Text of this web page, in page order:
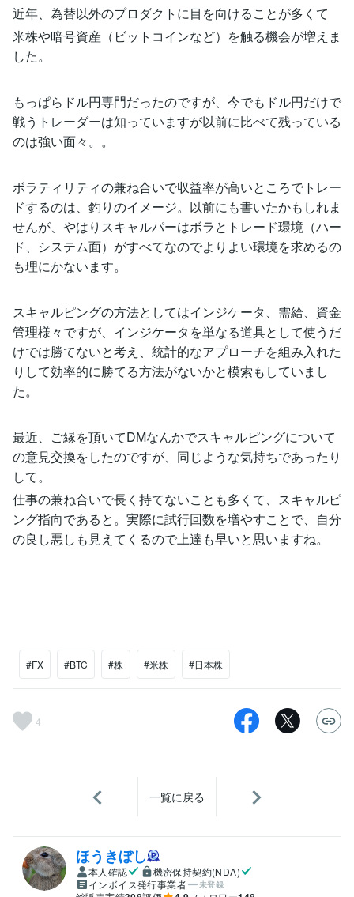
近年、為替以外のプロダクトに目を向けることが多くて
米株や暗号資産（ビットコインなど）を触る機会が増えま
した。
もっぱらドル円専門だったのですが、今でもドル円だけで
戦うトレーダーは知っていますが以前に比べて残っている
のは強い面々。。
ボラティリティの兼ね合いで収益率が高いところでトレー
ドするのは、釣りのイメージ。以前にも書いたかもしれま
せんが、やはりスキャルパーはボラとトレード環境（ハー
ド、システム面）がすべてなのでよりよい環境を求めるの
も理にかないます。
スキャルピングの方法としてはインジケータ、需給、資金
管理様々ですが、インジケータを単なる道具として使うだ
けでは勝てないと考え、統計的なアプローチを組み入れた
りして効率的に勝てる方法がないかと模索もしていまし
た。
最近、ご縁を頂いてDMなんかでスキャルピングについて
の意見交換をしたのですが、同じような気持ちであったり
して。
仕事の兼ね合いで長く持てないことも多くて、スキャルピ
ング指向であると。実際に試行回数を増やすことで、自分
の良し悪しも見えてくるので上達も早いと思いますね。
#FX #BTC #株 #米株 #日本株
4
一覧に戻る
ほうきぼし
本人確認
機密保持契約(NDA)
インボイス発行事業者
未登録